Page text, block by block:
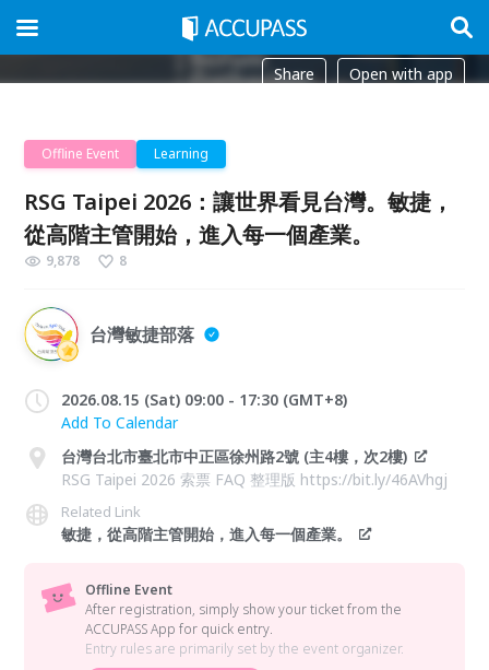
Share Open with app
Offline Event Learning
RSG Taipei 2026：讓世界看見台灣。敏捷，
從高階主管開始，進入每一個產業。
9,878 8
台灣敏捷部落
2026.08.15 (Sat) 09:00 - 17:30 (GMT+8)
Add To Calendar
台灣台北市臺北市中正區徐州路2號 (主4樓，次2樓)
RSG Taipei 2026 索票 FAQ 整理版 https://bit.ly/46AVhgj
Related Link
敏捷，從高階主管開始，進入每一個產業。
Offline Event
After registration, simply show your ticket from the
ACCUPASS App for quick entry.
Entry rules are primarily set by the event organizer.